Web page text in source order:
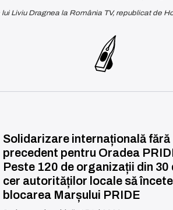
Liviu Dragnea la România TV, republicat de
Solidarizare internațională fără
precedent pentru Oradea
Peste 120 de organizații din 30
cer autorităților locale să
blocarea Marșului PRIDE